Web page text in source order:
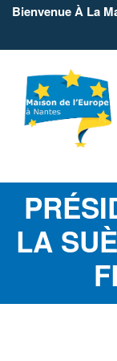
Bienvenue À La
LA